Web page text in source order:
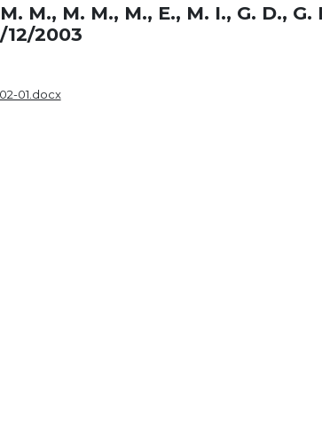
M., M. M., M., E., M. I., G. D., G.
12/2003
01.docx